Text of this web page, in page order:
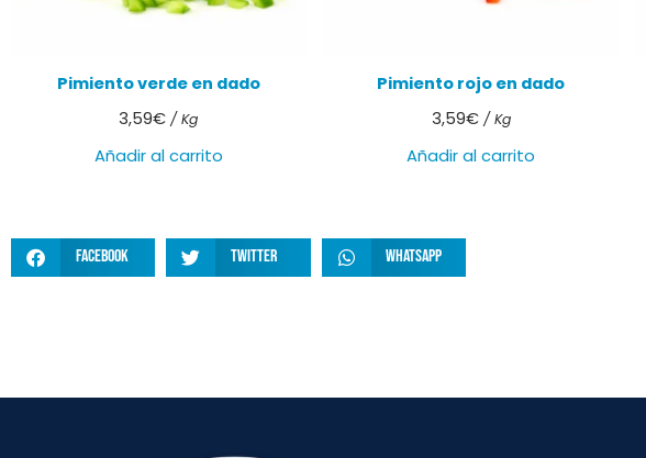
Pimiento verde en dado
3,59€ / Kg
Añadir al carrito
Pimiento rojo en dado
3,59€/ Kg
Añadir al carrito
Facebook Twitter WhatsApp